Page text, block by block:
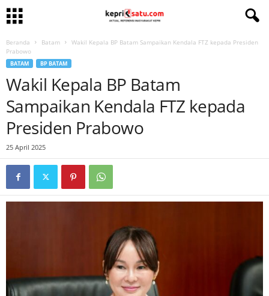
Beranda Batam
Wakil Kepala BP Batam Sampaikan Kendala FTZ kepada Presiden
Prabowo
BATAM BP BATAM
Wakil Kepala BP Batam
Sampaikan Kendala FTZ kepada
Presiden Prabowo
25 April 2025